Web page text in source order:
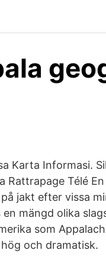
Karta Informasi.
Rattrapage Télé
jakt efter vissa
mängd olika
som
och dramatisk.